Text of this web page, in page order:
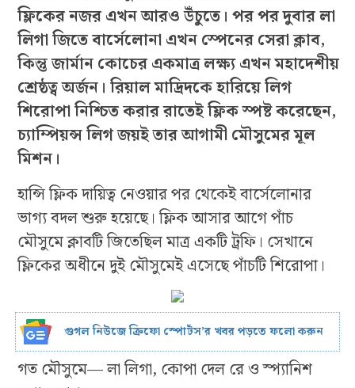
ফ্লিকের নজর এখন আরও উঁচুতে। পর পর দুবার লা
লিগা জিতে বার্সেলোনা এখন স্পেনের সেরা ক্লাব,
কিন্তু জার্মান কোচের একমাত্র লক্ষ্য এখন মহাদেশীয়
শ্রেষ্ঠত্ব অর্জন। রিয়াল মাদ্রিদকে হারিয়ে লিগ
শিরোপা নিশ্চিত করার রাতেই ফ্লিক স্পষ্ট করেছেন,
চ্যাম্পিয়ন্স লিগ জয়ই তার আগামী মৌসুমের মূল
মিশন।
হান্সি ফ্লিক দায়িত্ব নেওয়ার পর থেকেই বার্সেলোনার
ভাগ্য বদল শুরু হয়েছে। ফ্লিক আসার আগে পাঁচ
মৌসুমে ক্লাবটি জিতেছিল মাত্র একটি ট্রফি। সেখানে
ফ্লিকের অধীনে দুই মৌসুমেই এসেছে পাঁচটি শিরোপা।
গুগল নিউজে ক্রিফো স্পোর্টস’র খবর পড়তে ফলো করুন
গত মৌসুমে— লা লিগা, কোপা দেল রে ও স্প্যানিশ